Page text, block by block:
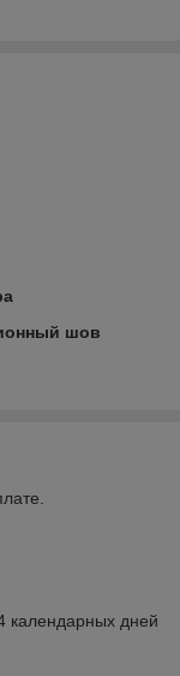
шов
календарных дней